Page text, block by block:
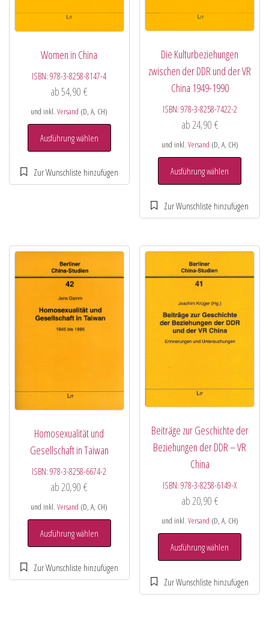
Women in China
ISBN:978-3-8258-8147-4
ab54,90€
und inkl.Versand (D, A, CH)
Ausführung wählen
Die Kulturbeziehungen
zwischen der DDR und der VR
China 1949-1990
ISBN: 978-3-8258-7422-2
ab24,90 €
und inkl. Versand (D, A, CH)
Ausführung wählen
Homosexualität und
Gesellschaft in Taiwan
ISBN:978-3-8258-6674-2
ab 20,90€
und inkl.Versand (D, A, CH)
Ausführung wählen
Beiträge zur Geschichte der
Beziehungen der DDR – VR
China
ISBN:978-3-8258-6149-X
ab20,90 €
und inkl. Versand (D, A, CH)
Ausführung wählen